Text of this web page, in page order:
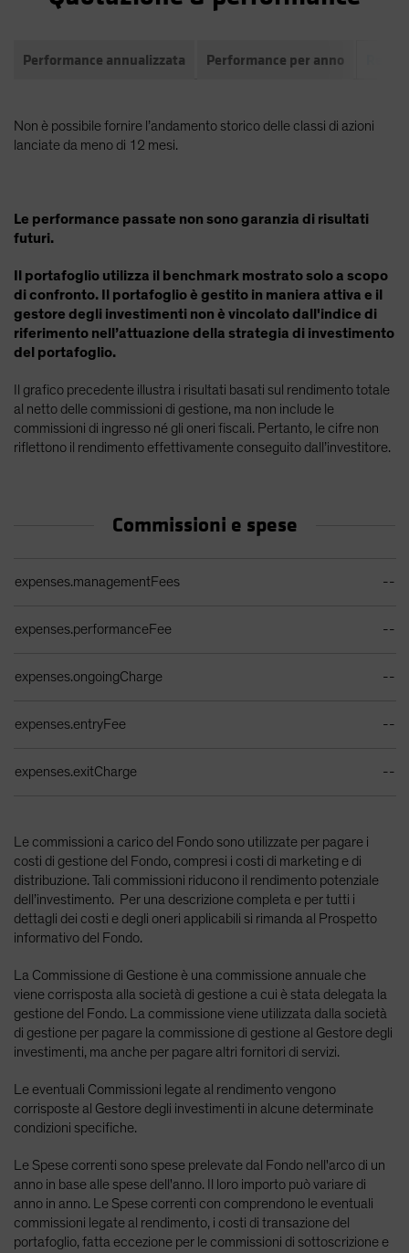
Performance annualizzata Performance per anno
Non è possibile fornire l’andamento storico delle classi di azioni
lanciate da meno di 12 mesi.
Le performance passate non sono garanzia di risultati
futuri.
Il portafoglio utilizza il benchmark mostrato solo a scopo
di confronto. Il portafoglio è gestito in maniera attiva e il
gestore degli investimenti non è vincolato dall'indice di
riferimento nell’attuazione della strategia di investimento
del portafoglio.
Il grafico precedente illustra i risultati basati sul rendimento totale
al netto delle commissioni di gestione, ma non include le
commissioni di ingresso né gli oneri fiscali. Pertanto, le cifre non
riflettono il rendimento effettivamente conseguito dall’investitore.
Commissioni e spese
expenses.managementFees --
expenses.performanceFee --
expenses.ongoingCharge --
expenses.entryFee --
expenses.exitCharge --
Le commissioni a carico del Fondo sono utilizzate per pagare i
costi di gestione del Fondo, compresi i costi di marketing e di
distribuzione. Tali commissioni riducono il rendimento potenziale
dell’investimento. Per una descrizione completa e per tutti i
dettagli dei costi e degli oneri applicabili si rimanda al Prospetto
informativo del Fondo.
La Commissione di Gestione è una commissione annuale che
viene corrisposta alla società di gestione a cui è stata delegata la
gestione del Fondo. La commissione viene utilizzata dalla società
di gestione per pagare la commissione di gestione al Gestore degli
investimenti, ma anche per pagare altri fornitori di servizi.
Le eventuali Commissioni legate al rendimento vengono
corrisposte al Gestore degli investimenti in alcune determinate
condizioni specifiche.
Le Spese correnti sono spese prelevate dal Fondo nell'arco di un
anno in base alle spese dell'anno. Il loro importo può variare di
anno in anno. Le Spese correnti con comprendono le eventuali
commissioni legate al rendimento, i costi di transazione del
portafoglio, fatta eccezione per le commissioni di sottoscrizione e